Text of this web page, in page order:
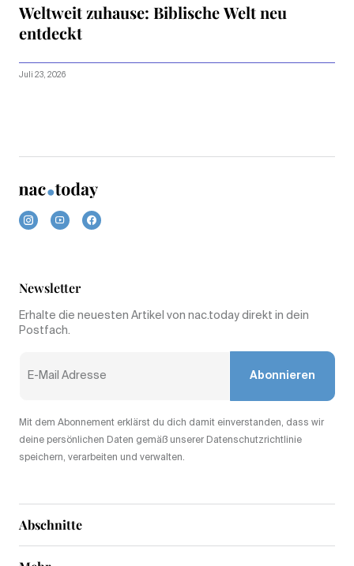
Weltweit zuhause: Biblische Welt neu
entdeckt
Juli 23, 2026
Abschnitte
Newsletter
Erhalte die neuesten Artikel von nac.today direkt in dein
Postfach.
Abonnieren
Mit dem Abonnement erklärst du dich damit einverstanden, dass wir
deine persönlichen Daten gemäß unserer Datenschutzrichtlinie
speichern, verarbeiten und verwalten.